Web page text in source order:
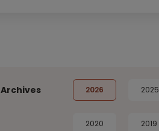
Archives 2026 2025
2020 2019